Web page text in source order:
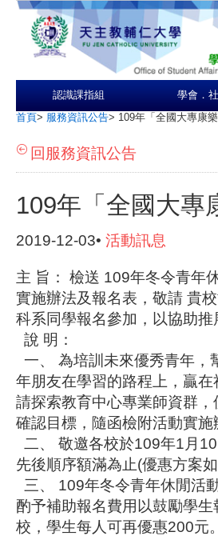
認識課指組 學會．
首頁> 服務資訊公告> 109年「全國大專康
回服務資訊公告
109年「全國大專
2019-12-03• 活動訊息
主 旨： 檢送 109年冬令青年
實施辦法及報名表，敬請 貴
科系同學報名參加，以協助
說 明：
一、 為培訓未來優秀青年，
年朋友在學習的路程上，贏
請探索教育中心專業師資群
確認目標，隨函檢附活動實
二、 敬邀各校於109年1月
先後順序額滿為止(優惠方案
三、 109年冬令青年休閒活
酌予補助報名費用以鼓勵學
校，學生每人可再優惠200元